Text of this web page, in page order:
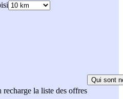
recharge la liste des offres
Qui sont